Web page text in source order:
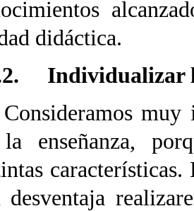
didáctica.
Individualizar
muy
enseñanza,
desventaja